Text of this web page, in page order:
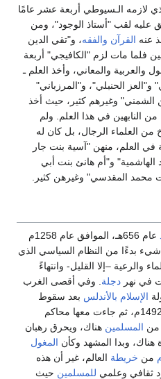
لازمه الـسيوطي أربعة عشر عامًا
عليه لقب "أستاذ الوجود"، ومن
عنه القرآن والفقه، و"تقي الدين
فلما مات لزم "الكافيجي" أربعة
والعربية والمعاني، وأخذ العلم ـ
و"العز الحنبلي"، و"المرزباني"
الشمني" وغيرهم كثير، حيث أخذ
فقط عن (150) شيخًا من النابهين في هذا العلم. ولم
العلماء الرجال، بل كان له
في العلم، منهن "آسية بنت جار
الهاشمية" و"أم هانئ بنت أبي
محمد المقدسي" وغيرهن كثير.
عام 656هـ، الموافق عام 1258م
بدءًا من النظام السياسي الذي
والرعية –إلا القليل- وانتهاءً
في نهر دجلة . وفي أقصى الغرب
الإسلام بالأندلس بعد سقوط
عام 897هـ، الموافق عام 1492م، ثم جاءت معها محاكم
من المسلمين هناك، ويحرق رهبان
هناك، وبدا المشهد وكأن المغول
من خريطة العالم، غير أن هذه
ثقافي وعلمي للمسلمين حيث